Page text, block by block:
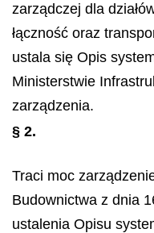
zarządczej dla
łączność oraz
ustala się Opis
Ministerstwie
zarządzenia.
§ 2.
Traci moc
Budownictwa z dnia
ustalenia Opisu